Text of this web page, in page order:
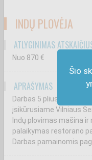
Šio
INDŲ PLOVĖJA
ATLYGINIMAS
Nuo 870 €
APRAŠYMAS
Darbas 5 plius
įsikūrusiame Vilniaus
Indų plovimas mašina
palaikymas restorano
Darbas pamainomis